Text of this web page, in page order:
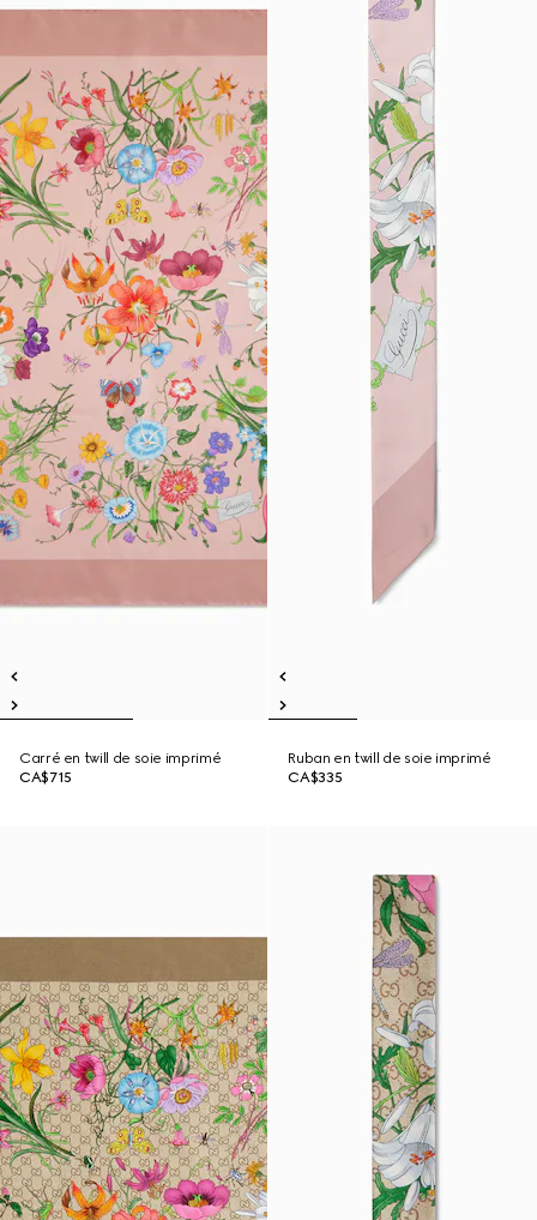
Carré en twill de soie imprimé
CA$715
Ruban en twill de soie imprimé
CA$335